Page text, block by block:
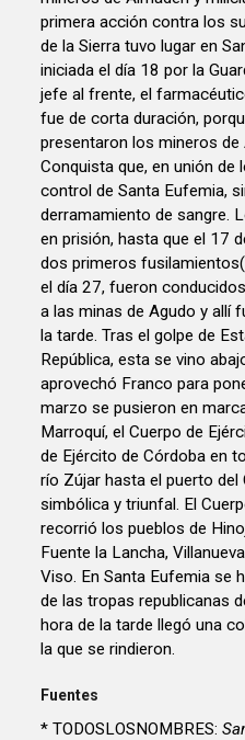
primera acción contra los
de la Sierra tuvo lugar en
iniciada el día 18 por la
jefe al frente, el
fue de corta duración,
presentaron los mineros
Conquista que, en unión de
control de Santa Eufemia,
derramamiento de sangre.
en prisión, hasta que el 17
dos primeros
el día 27, fueron
a las minas de Agudo y allí
la tarde. Tras el golpe de
República, esta se vino
aprovechó Franco para
marzo se pusieron en
Marroquí, el Cuerpo de
de Ejército de Córdoba en
río Zújar hasta el puerto del
simbólica y triunfal. El
recorrió los pueblos de
Fuente la Lancha,
Viso. En Santa Eufemia se
de las tropas republicanas
hora de la tarde llegó una
la que se rindieron.
Fuentes
* TODOSLOSNOMBRES: